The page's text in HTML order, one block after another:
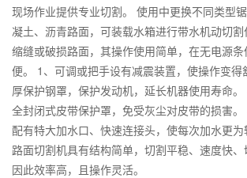
现场作业提供专业切割。 使用中更换不同类型
凝土、沥青路面，可装载水箱进行带水机动切
缩缝或破损路面，其操作使用简单，在无电源
便。 1、可调或把手设有减震装置，使操作变得
厚保护钢罩，保护发动机，延长机器使用寿命。
全封闭式皮带保护罩，免受灰尘对皮带的损害
配有特大加水口、快速连接头，使每次加水更为
路面切割机具有结构简单，切割平稳、速度快、
因此效率高，且操作灵活。